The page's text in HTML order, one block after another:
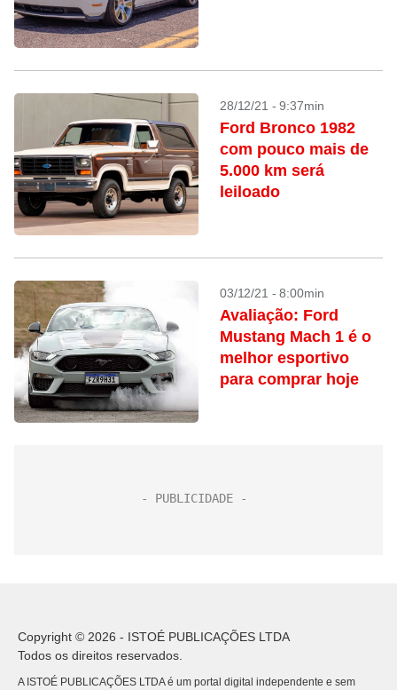
28/12/21 - 9:37min
Ford Bronco 1982
com pouco mais de
5.000 km será
leiloado
03/12/21 - 8:00min
Avaliação: Ford
Mustang Mach 1 é o
melhor esportivo
para comprar hoje
Copyright © 2026 - ISTOÉ PUBLICAÇÕES LTDA
Todos os direitos reservados.
A ISTOÉ PUBLICAÇÕES LTDA é um portal digital independente e sem